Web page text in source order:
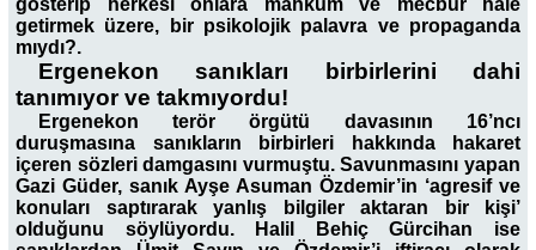
gösterip herkesi onlara mahkum ve mecbur hale
getirmek üzere, bir psikolojik palavra ve propaganda
mıydı?.
Ergenekon sanıkları birbirlerini dahi
tanımıyor ve takmıyordu!
Ergenekon terör örgütü davasının 16’ncı
duruşmasına sanıkların birbirleri hakkında hakaret
içeren sözleri damgasını vurmuştu. Savunmasını yapan
Gazi Güder, sanık Ayşe Asuman Özdemir’in ‘agresif ve
konuları saptırarak yanlış bilgiler aktaran bir kişi’
olduğunu söylüyordu. Halil Behiç Gürcihan ise